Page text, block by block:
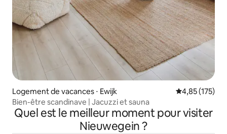
Logement de vacances ⋅ Ewijk Évaluation
4,85 (175)
Bien-être scandinave | Jacuzzi et sauna
Quel est le meilleur moment pour visiter
Nieuwegein ?